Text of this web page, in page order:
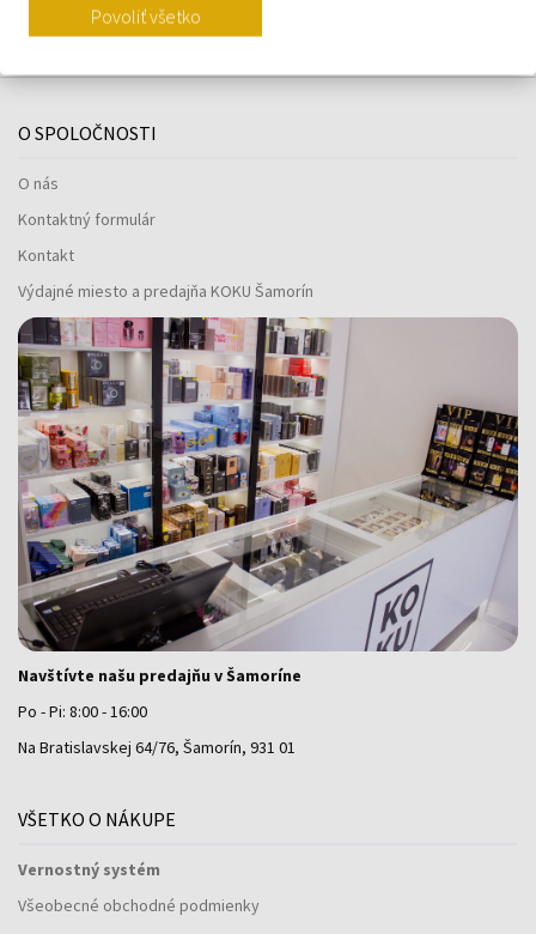
O SPOLOČNOSTI
O nás
Kontaktný formulár
Kontakt
Výdajné miesto a predajňa KOKU Šamorín
Navštívte našu predajňu v Šamoríne
Po - Pi: 8:00 - 16:00
Na Bratislavskej 64/76, Šamorín, 931 01
VŠETKO O NÁKUPE
Vernostný systém
Všeobecné obchodné podmienky
Povoliť všetko